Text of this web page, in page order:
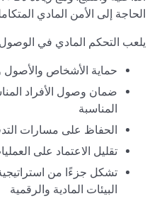
الحاجة إلى الأمن المادي
يلعب التحكم المادي في
حماية الأشخاص والأصول
ضمان وصول الأفراد
المناسبة
الحفاظ على مسارات
تقليل الاعتماد على
تشكل جزءًا من
البيئات المادية والرقمية